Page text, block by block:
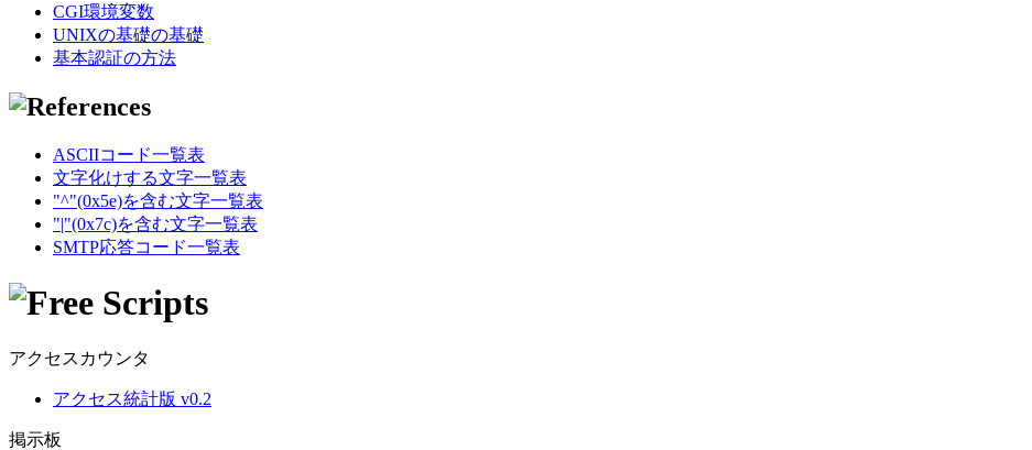
CGI環境変数
UNIXの基礎の基礎
基本認証の方法
ASCIIコード一覧表
文字化けする文字一覧表
"^"(0x5e)を含む文字一覧表
"|"(0x7c)を含む文字一覧表
SMTP応答コード一覧表
アクセスカウンタ
アクセス統計版 v0.2
掲示板